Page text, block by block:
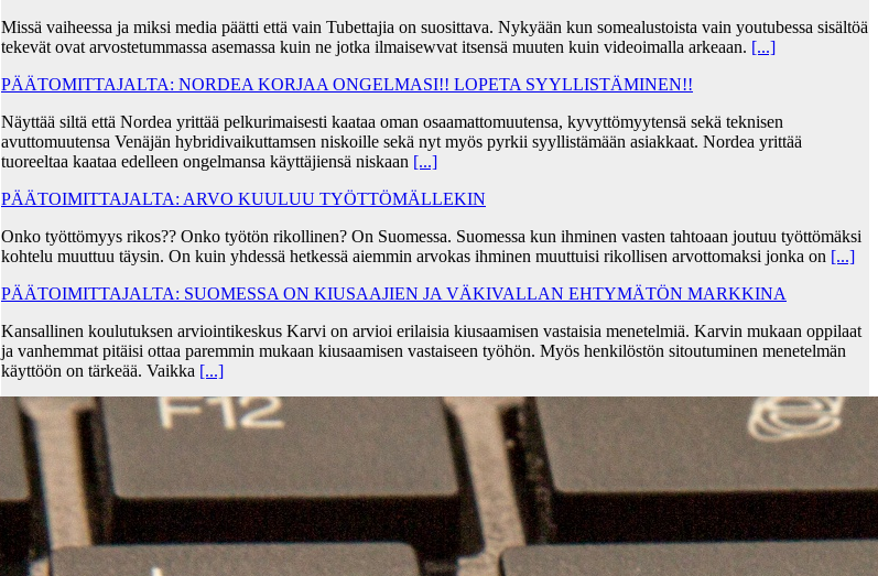
Missä vaiheessa ja miksi media päätti että vain Tubettajia on suosittava. Nykyään kun somealustoista vain youtubessa sisältöä
tekevät ovat arvostetummassa asemassa kuin ne jotka ilmaisewvat itsensä muuten kuin videoimalla arkeaan. [...]
PÄÄTOMITTAJALTA: NORDEA KORJAA ONGELMASI!! LOPETA SYYLLISTÄMINEN!!
Näyttää siltä että Nordea yrittää pelkurimaisesti kaataa oman osaamattomuutensa, kyvyttömyytensä sekä teknisen
avuttomuutensa Venäjän hybridivaikuttamsen niskoille sekä nyt myös pyrkii syyllistämään asiakkaat. Nordea yrittää
tuoreeltaa kaataa edelleen ongelmansa käyttäjiensä niskaan [...]
PÄÄTOIMITTAJALTA: ARVO KUULUU TYÖTTÖMÄLLEKIN
Onko työttömyys rikos?? Onko työtön rikollinen? On Suomessa. Suomessa kun ihminen vasten tahtoaan joutuu työttömäksi
kohtelu muuttuu täysin. On kuin yhdessä hetkessä aiemmin arvokas ihminen muuttuisi rikollisen arvottomaksi jonka on [...]
PÄÄTOIMITTAJALTA: SUOMESSA ON KIUSAAJIEN JA VÄKIVALLAN EHTYMÄTÖN MARKKINA
Kansallinen koulutuksen arviointikeskus Karvi on arvioi erilaisia kiusaamisen vastaisia menetelmiä. Karvin mukaan oppilaat
ja vanhemmat pitäisi ottaa paremmin mukaan kiusaamisen vastaiseen työhön. Myös henkilöstön sitoutuminen menetelmän
käyttöön on tärkeää. Vaikka [...]